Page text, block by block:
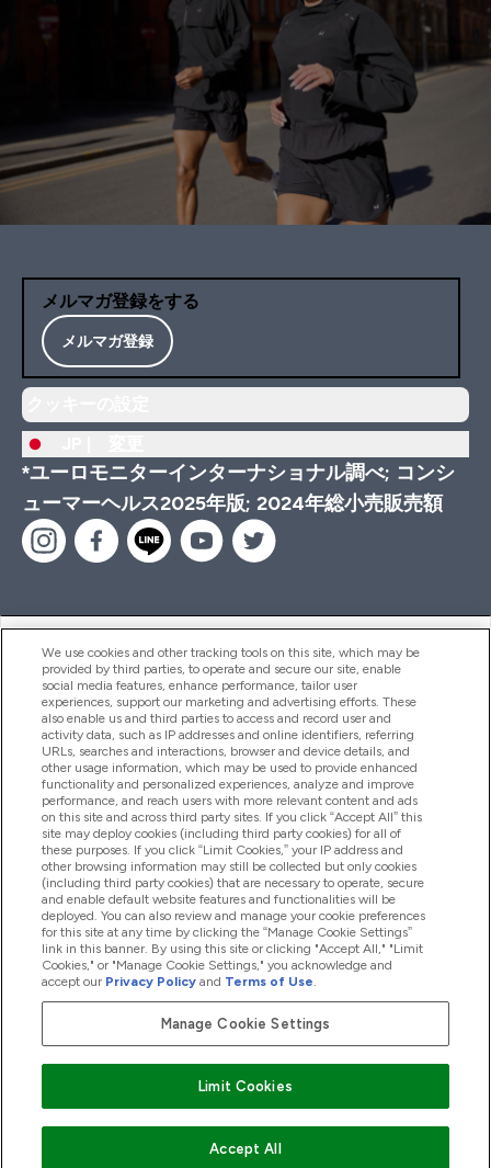
メルマガ登録をする
メルマガ登録
*ユーロモニターインターナショナル調べ; コンシ
ューマーヘルス2025年版; 2024年総小売販売額
ヘルプ＆ガイド
商品について
会社概要
特典＆ポイント
2026 The Hut.com Ltd
Pay with
We use cookies and other tracking tools on this site, which may be
provided by third parties, to operate and secure our site, enable
social media features, enhance performance, tailor user
experiences, support our marketing and advertising efforts. These
also enable us and third parties to access and record user and
activity data, such as IP addresses and online identifiers, referring
URLs, searches and interactions, browser and device details, and
other usage information, which may be used to provide enhanced
functionality and personalized experiences, analyze and improve
performance, and reach users with more relevant content and ads
on this site and across third party sites. If you click “Accept All” this
site may deploy cookies (including third party cookies) for all of
these purposes. If you click “Limit Cookies,” your IP address and
other browsing information may still be collected but only cookies
(including third party cookies) that are necessary to operate, secure
and enable default website features and functionalities will be
deployed. You can also review and manage your cookie preferences
for this site at any time by clicking the “Manage Cookie Settings”
link in this banner. By using this site or clicking "Accept All," "Limit
Cookies," or "Manage Cookie Settings," you acknowledge and
accept our Privacy Policy and Terms of Use.
Manage Cookie Settings
Limit Cookies
Accept All